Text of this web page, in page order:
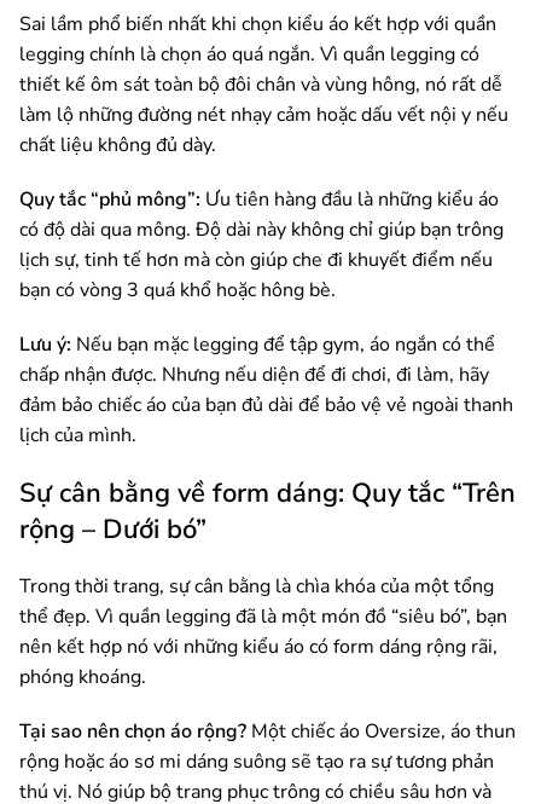
Sai lầm phổ biến nhất khi chọn kiểu áo kết hợp với quần
legging chính là chọn áo quá ngắn. Vì quần legging có
thiết kế ôm sát toàn bộ đôi chân và vùng hông, nó rất dễ
làm lộ những đường nét nhạy cảm hoặc dấu vết nội y nếu
chất liệu không đủ dày.
Quy tắc “phủ mông”: Ưu tiên hàng đầu là những kiểu áo
có độ dài qua mông. Độ dài này không chỉ giúp bạn trông
lịch sự, tinh tế hơn mà còn giúp che đi khuyết điểm nếu
bạn có vòng 3 quá khổ hoặc hông bè.
Lưu ý: Nếu bạn mặc legging để tập gym, áo ngắn có thể
chấp nhận được. Nhưng nếu diện để đi chơi, đi làm, hãy
đảm bảo chiếc áo của bạn đủ dài để bảo vệ vẻ ngoài thanh
lịch của mình.
Sự cân bằng về form dáng: Quy tắc “Trên
rộng – Dưới bó”
Trong thời trang, sự cân bằng là chìa khóa của một tổng
thể đẹp. Vì quần legging đã là một món đồ “siêu bó”, bạn
nên kết hợp nó với những kiểu áo có form dáng rộng rãi,
phóng khoáng.
Tại sao nên chọn áo rộng? Một chiếc áo Oversize, áo thun
rộng hoặc áo sơ mi dáng suông sẽ tạo ra sự tương phản
thú vị. Nó giúp bộ trang phục trông có chiều sâu hơn và